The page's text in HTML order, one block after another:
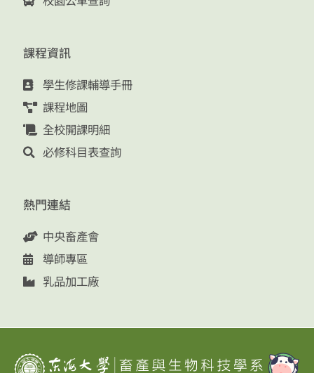
課程資訊
學生修課輔導手冊
課程地圖
全校開課明細
必修科目表查詢
熱門連結
中央畜產會
導師專區
乳品加工廠